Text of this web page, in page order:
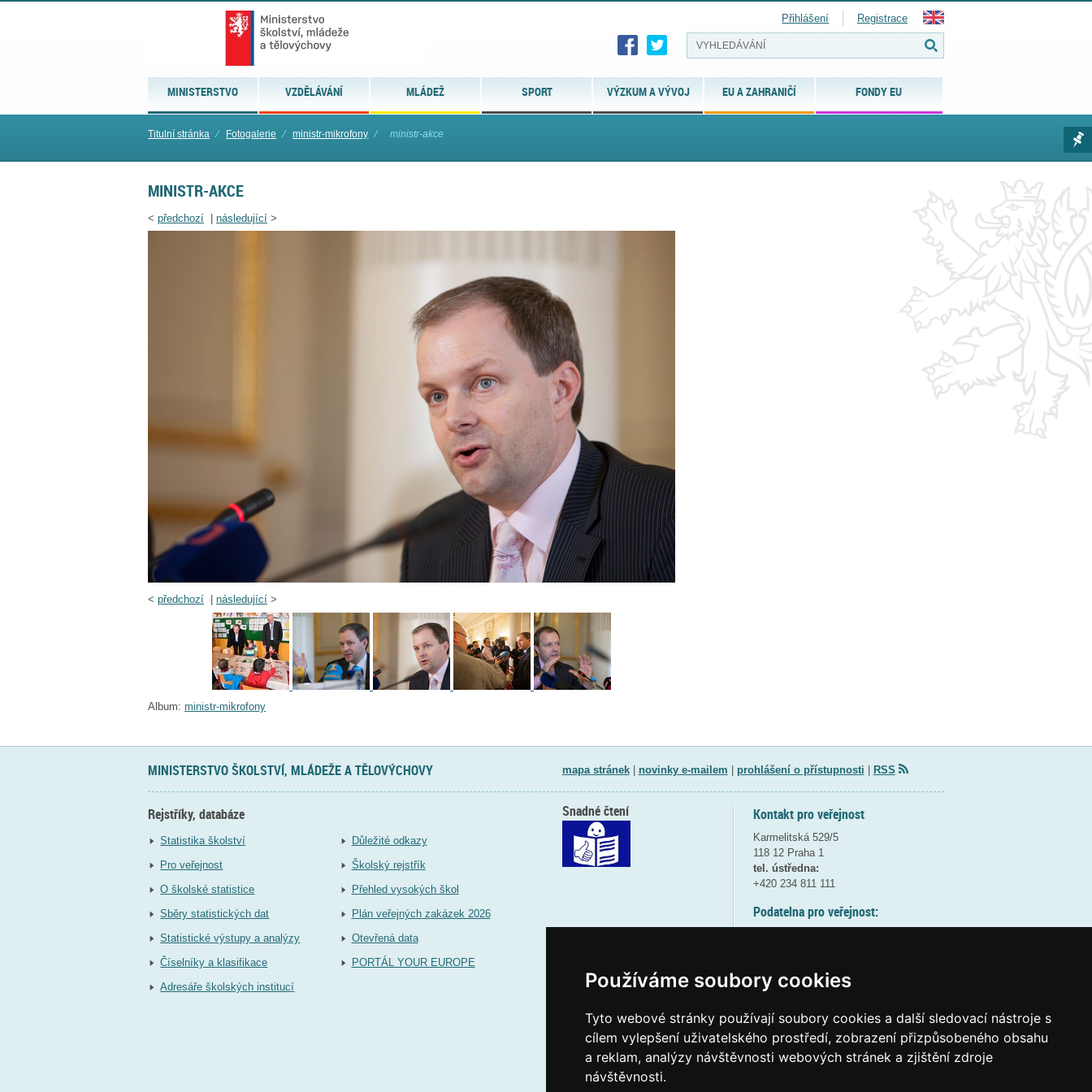
Používáme soubory cookies
Tyto webové stránky používají soubory cookies a další sledovací nástroje s
cílem vylepšení uživatelského prostředí, zobrazení přizpůsobeného obsahu
a reklam, analýzy návštěvnosti webových stránek a zjištění zdroje
návštěvnosti.
MINISTERSTVO VZDĚLÁVÁNÍ MLÁDEŽ SPORT VÝZKUM A VÝVOJ EU A ZAHRANIČÍ FONDY EU
Přihlášení Registrace
Titulní stránka ⁄ Fotogalerie ⁄ ministr-mikrofony ⁄ ministr-akce
MINISTR-AKCE
< předchozí následující >
< předchozí následující >
Album: ministr-mikrofony
MINISTERSTVO ŠKOLSTVÍ, MLÁDEŽE A TĚLOVÝCHOVY mapa stránek| novinky e-mailem prohlášení o přístupnosti RSS
Rejstříky, databáze
Statistika školství
Pro veřejnost
O školské statistice
Sběry statistických dat
Statistické výstupy a analýzy
Číselníky a klasifikace
Adresáře školských institucí
Důležité odkazy
Školský rejstřík
Přehled vysokých škol
Plán veřejných zakázek 2026
Otevřená data
PORTÁL YOUR EUROPE
Kontakt pro veřejnost
Karmelitská 529/5
118 12 Praha 1
tel. ústředna:
+420 234 811 111
Podatelna pro veřejnost:
(více informací
Elektronická podatelna:
posta@msmtgov cz
Snadné čtení